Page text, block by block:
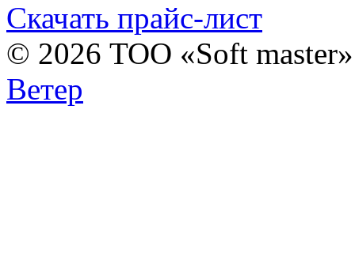
Скачать прайс-лист
© 2026 ТОО «Soft
Ветер